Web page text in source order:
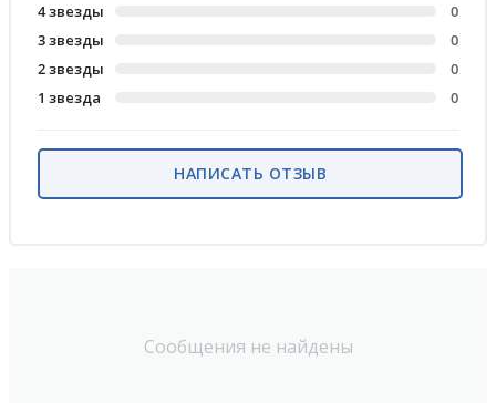
Сообщения не найдены
4 звезды
0
3 звезды
0
2 звезды
0
1 звезда
0
НАПИСАТЬ ОТЗЫВ